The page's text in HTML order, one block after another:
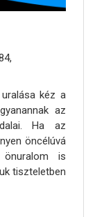
kéz a
az
Ha az
öncélúvá
is
tiszteletben